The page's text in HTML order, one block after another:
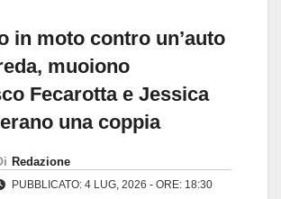
in moto contro un’auto
muoiono
Fecarotta e Jessica
una coppia
Redazione
PUBBLICATO: 4 LUG, 2026 - ORE: 18:30